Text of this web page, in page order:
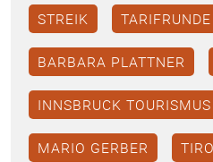
STREIK TARIFRUNDE
BARBARA PLATTNER
INNSBRUCK TOURISMUS
MARIO GERBER